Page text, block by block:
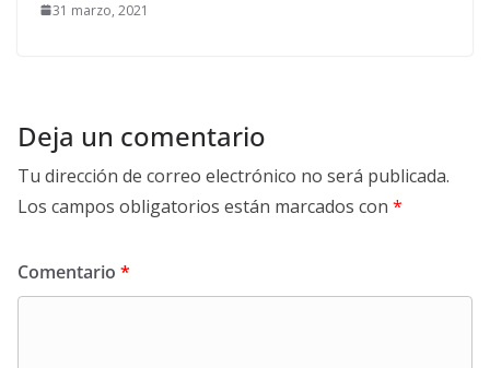
31 marzo, 2021
Deja un comentario
Tu dirección de correo electrónico no será publicada.
Los campos obligatorios están marcados con *
Comentario *